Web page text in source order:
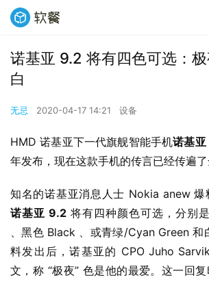
诺基亚 9.2 将有四色可选：
白
无忌 2020-04-17 14:21 设备
HMD 诺基亚下一代旗舰智能手机诺基
年发布，现在这款手机的传言已经传遍了
知名的诺基亚消息人士 Nokia anew 爆
诺基亚 9.2 将有四种颜色可选，分别
、黑色 Black 、或青绿/Cyan Green 和
料发出后，诺基亚的 CPO Juho
文，称 “极夜” 色是他的最爱。这一回